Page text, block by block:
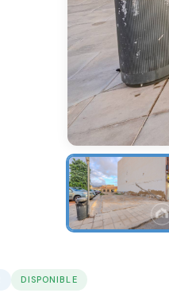
DISPONIBLE